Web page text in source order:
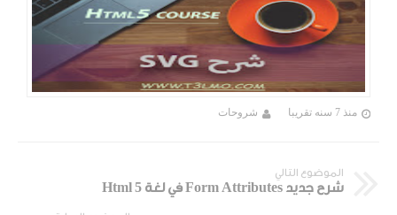
منذ 7 سنه تقريبا شروحات
الموضوع التالي
شرح جديد Form Attributes في لغة Html 5